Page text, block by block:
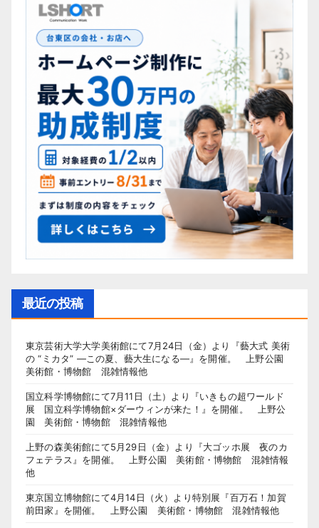
最近の投稿
東京芸術大学大学美術館にて7月24日（金）より『藝大式 美術
の “ミカタ” ―この夏、藝大生になる―』を開催。 上野公園
美術館・博物館 混雑情報他
国立科学博物館にて7月11日（土）より『いきもの超ワールド
展 国立科学博物館×ダーウィンが来た！』を開催。 上野公
園 美術館・博物館 混雑情報他
上野の森美術館にて5月29日（金）より『大ゴッホ展 夜のカ
フェテラス』を開催。 上野公園 美術館・博物館 混雑情報
他
東京国立博物館にて4月14日（火）より特別展『百万石！加賀
前田家』を開催。 上野公園 美術館・博物館 混雑情報他